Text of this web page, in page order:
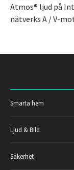
Atmos® ljud på
nätverks A / V-
Smarta hem
Ljud & Bild
Säkerhet